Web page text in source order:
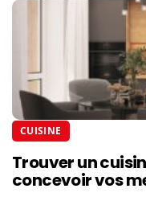
CUISINE
Trouver un
concevoir vos